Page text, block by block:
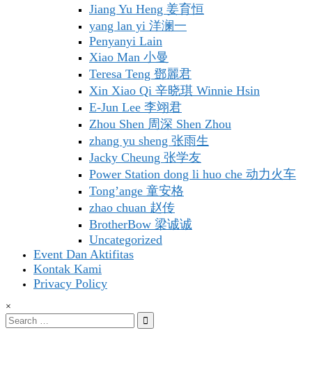
Jiang Yu Heng 姜育恒
yang lan yi 洋澜一
Penyanyi Lain
Xiao Man 小曼
Teresa Teng 鄧麗君
Xin Xiao Qi 辛晓琪 Winnie Hsin
E-Jun Lee 李翊君
Zhou Shen 周深 Shen Zhou
zhang yu sheng 张雨生
Jacky Cheung 张学友
Power Station dong li huo che 动力火车
Tong’ange 童安格
zhao chuan 赵传
BrotherBow 梁诚诚
Uncategorized
Event Dan Aktifitas
Kontak Kami
Privacy Policy
×
Search
for: